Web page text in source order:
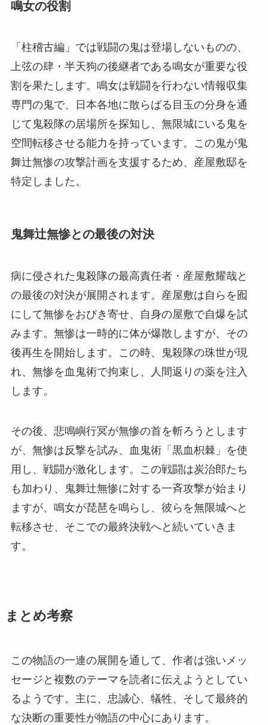
鳴女の役割
「柱稽古編」では戦闘の鬼は登場しないものの、
上弦の肆・半天狗の後継者である鳴女が重要な役
割を果たします。鳴女は戦闘を行わない情報収集
専門の鬼で、日本各地に散らばる目玉の分身を通
じて鬼殺隊の居場所を探知し、無限城にいる鬼を
空間転移させる能力を持っています。この鬼が鬼
舞辻無惨の攻撃計画を支援するため、産屋敷邸を
特定しました。
鬼舞辻無惨との最後の対決
病に侵された鬼殺隊の最高責任者・産屋敷耀哉と
の最後の対決が展開されます。産屋敷は自らを囮
にして無惨をおびき寄せ、自身の屋敷で自爆を試
みます。無惨は一時的に体が爆散しますが、その
後再生を開始します。この時、鬼殺隊の珠世が現
れ、無惨を血鬼術で拘束し、人間返りの薬を注入
します。
その後、悲鳴嶼行冥が無惨の首を斬ろうとします
が、無惨は反撃を試み、血鬼術「黒血枳棘」を使
用し、戦闘が激化します。この戦闘は炭治郎たち
も加わり、鬼舞辻無惨に対する一斉攻撃が始まり
ますが、鳴女が琵琶を鳴らし、彼らを無限城へと
転移させ、そこでの最終決戦へと続いていきま
す。
まとめ考察
この物語の一連の展開を通して、作者は強いメッ
セージと複数のテーマを読者に伝えようとしてい
るようです。主に、忠誠心、犠牲、そして最終的
な決断の重要性が物語の中心にあります。